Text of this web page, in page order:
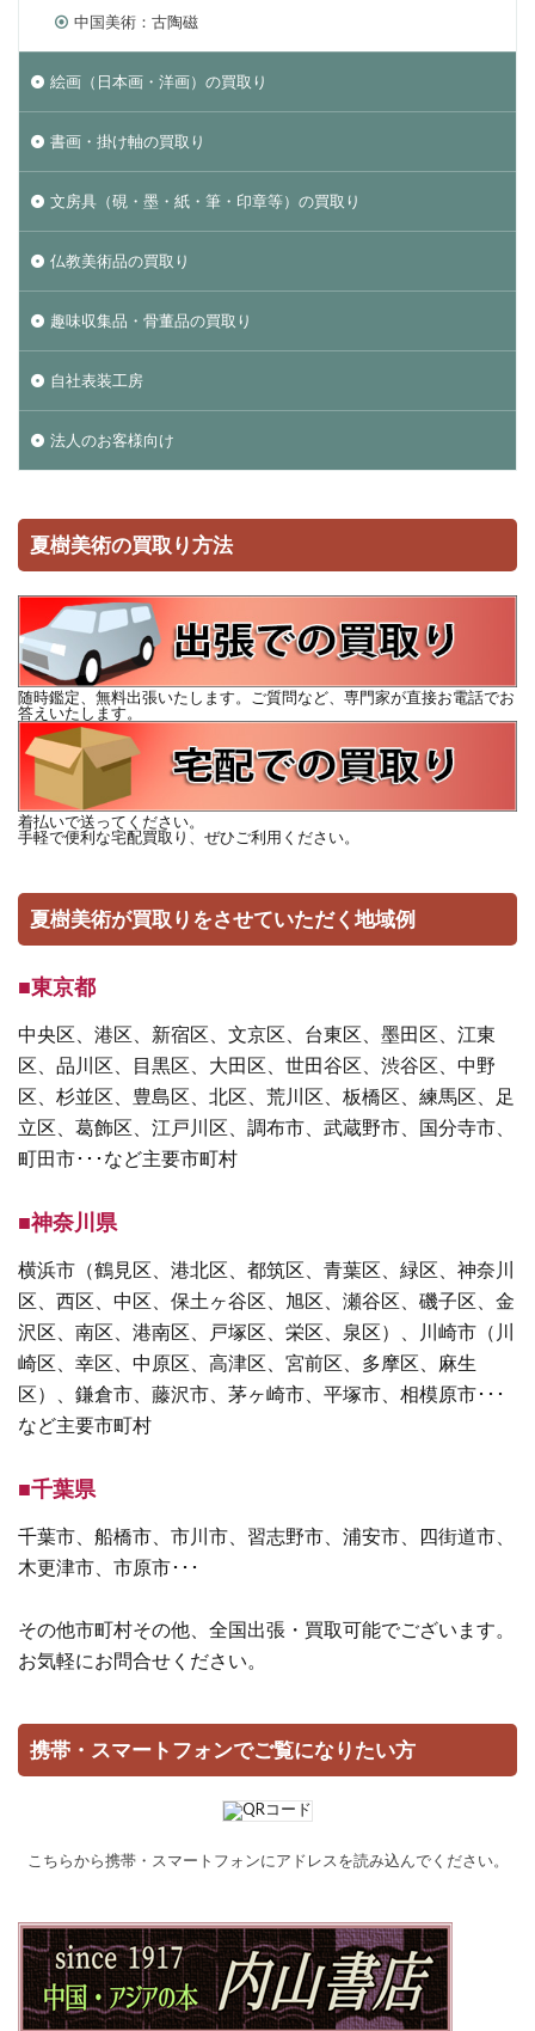
中国美術：古陶磁
絵画（日本画・洋画）の買取り
書画・掛け軸の買取り
文房具（硯・墨・紙・筆・印章等）の買取り
仏教美術品の買取り
趣味収集品・骨董品の買取り
自社表装工房
法人のお客様向け
夏樹美術の買取り方法
随時鑑定、無料出張いたします。ご質問など、専門家が直接お電話でお
答えいたします。
着払いで送ってください。
手軽で便利な宅配買取り、ぜひご利用ください。
夏樹美術が買取りをさせていただく地域例
■東京都
中央区、港区、新宿区、文京区、台東区、墨田区、江東
区、品川区、目黒区、大田区、世田谷区、渋谷区、中野
区、杉並区、豊島区、北区、荒川区、板橋区、練馬区、足
立区、葛飾区、江戸川区、調布市、武蔵野市、国分寺市、
町田市･･･など主要市町村
■神奈川県
横浜市（鶴見区、港北区、都筑区、青葉区、緑区、神奈川
区、西区、中区、保土ヶ谷区、旭区、瀬谷区、磯子区、金
沢区、南区、港南区、戸塚区、栄区、泉区）、川崎市（川
崎区、幸区、中原区、高津区、宮前区、多摩区、麻生
区）、鎌倉市、藤沢市、茅ヶ崎市、平塚市、相模原市･･･
など主要市町村
■千葉県
千葉市、船橋市、市川市、習志野市、浦安市、四街道市、
木更津市、市原市･･･
その他市町村その他、全国出張・買取可能でございます。
お気軽にお問合せください。
携帯・スマートフォンでご覧になりたい方
こちらから携帯・スマートフォンにアドレスを読み込んでください。